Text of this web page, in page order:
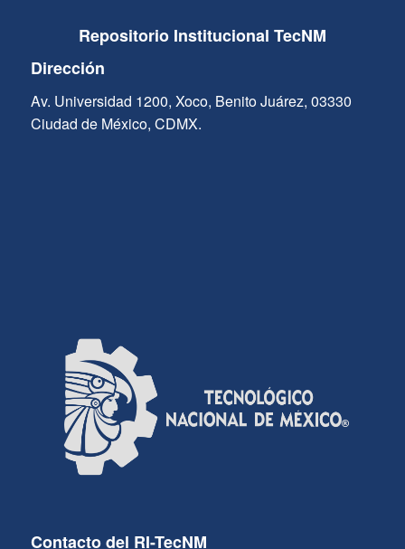
Repositorio Institucional TecNM
Dirección
Av. Universidad 1200, Xoco, Benito Juárez, 03330
Ciudad de México, CDMX.
Contacto del RI-TecNM